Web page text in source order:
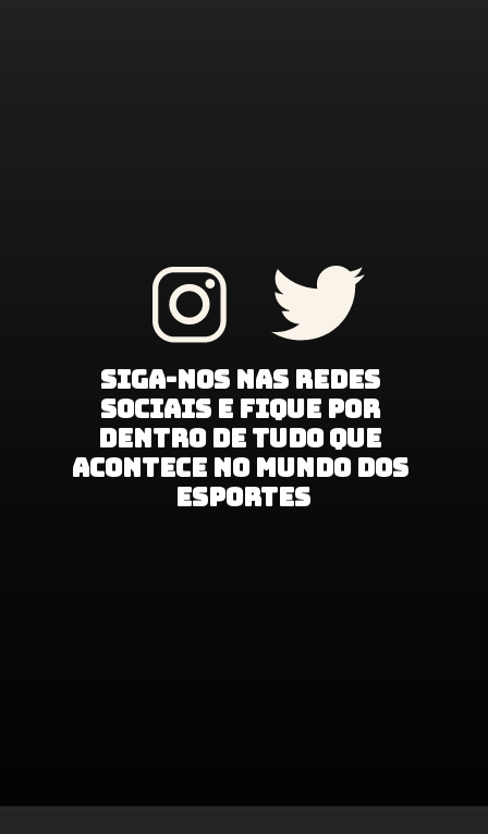
Siga-nos nas redes
sociais e fique por
dentro de tudo que
acontece no mundo dos
esportes